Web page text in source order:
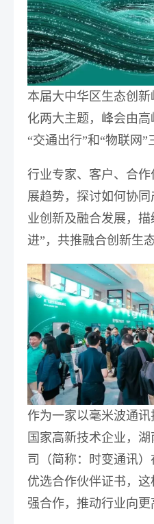
本届大中华区生态创
化两大主题，峰会由高
“交通出行”和“物联网”
行业专家、客户、合
展趋势，探讨如何协
业创新及融合发展，
进”，共推融合创新生
作为一家以毫米波通
国家高新技术企业，
司（简称：时变通讯
优选合作伙伴证书，
强合作，推动行业向更